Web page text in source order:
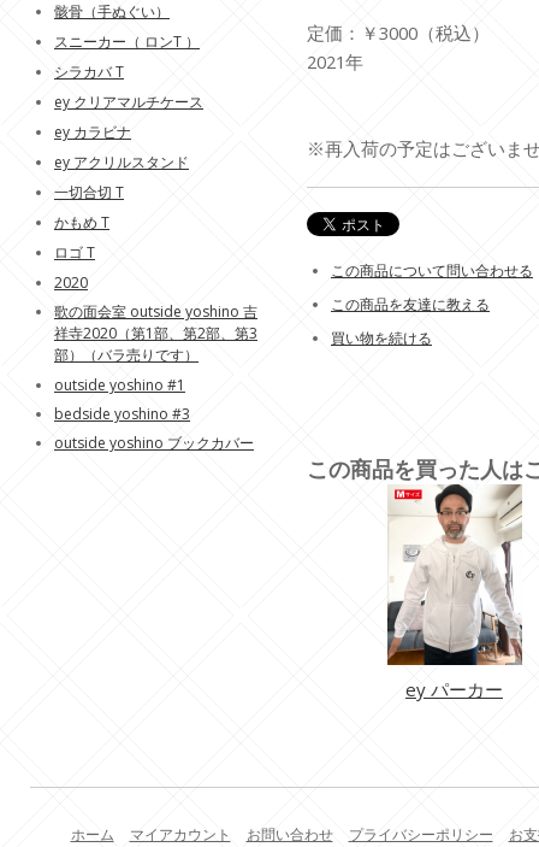
定価：￥3000（税込）
2021年
※再入荷の予定はございま
この商品について問い合わせる
この商品を友達に教える
買い物を続ける
この商品を買った人は
ey パーカー
骸骨（手ぬぐい）
スニーカー（ ロンT ）
シラカバ T
ey クリアマルチケース
ey カラビナ
ey アクリルスタンド
一切合切 T
かもめ T
ロゴ T
2020
歌の面会室 outside yoshino 吉
祥寺2020（第1部、第2部、第3
部）（バラ売りです）
outside yoshino #1
bedside yoshino #3
outside yoshino ブックカバー
ホーム マイアカウント お問い合わせ プライバシーポリシー お